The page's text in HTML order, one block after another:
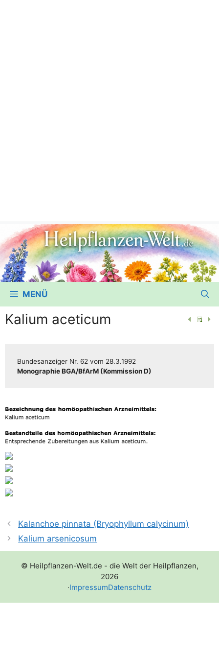
MENÜ
Kalium aceticum
Bun­des­an­zei­ger Nr. 62 vom 28.3.1992
Mono­gra­phie BGA/​​BfArM (Kom­mis­si­on D)
Kalanchoe pinnata (Bryophyllum calycinum)
Kalium arsenicosum
© Heilpflanzen-Welt.de - die Welt der Heilpflanzen,
2026
·ImpressumDatenschutz